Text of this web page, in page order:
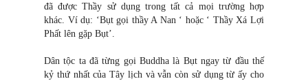
đã được Thầy sử dụng trong tất cả mọi trường hợp
khác. Ví dụ: ‘Bụt gọi thầy A Nan ‘ hoặc ‘ Thầy Xá Lợi
Phất lên gặp Bụt’.
Dân tộc ta đã từng gọi Buddha là Bụt ngay từ đầu thế
kỷ thứ nhất của Tây lịch và vẫn còn sử dụng từ ấy cho